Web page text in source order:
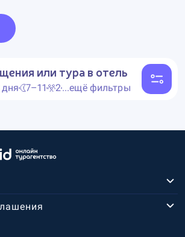
или тура в отель
дня 7–11 2...ещё фильтры